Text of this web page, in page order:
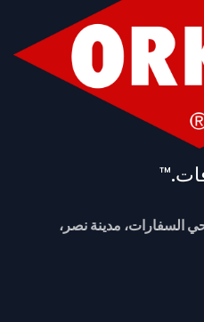
حي السفارات، مدينة نصر،